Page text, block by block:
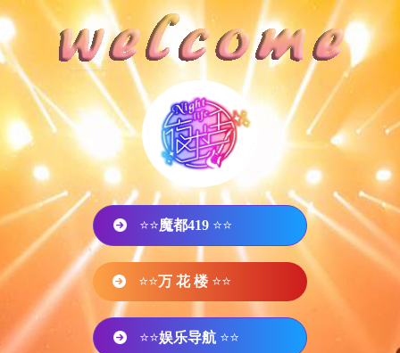
⭐⭐魔都419 ⭐⭐
⭐⭐万 花 楼 ⭐⭐
⭐⭐娱乐导航 ⭐⭐